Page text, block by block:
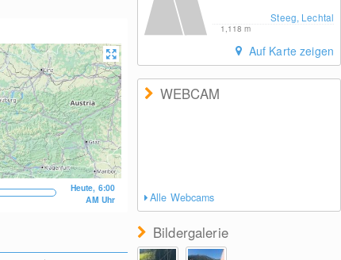
Heute, 6:00
AM Uhr
Steeg, Lechtal
1,118m
Auf Karte zeigen
WEBCAM
Alle Webcams
Bildergalerie